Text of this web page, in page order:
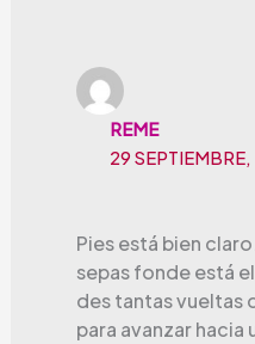
REME
29
Pies está bien
sepas fonde está
des tantas vueltas
para avanzar